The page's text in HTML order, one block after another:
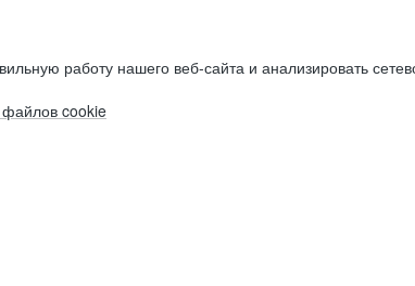
работу нашего веб-сайта и анализировать
файлов cookie